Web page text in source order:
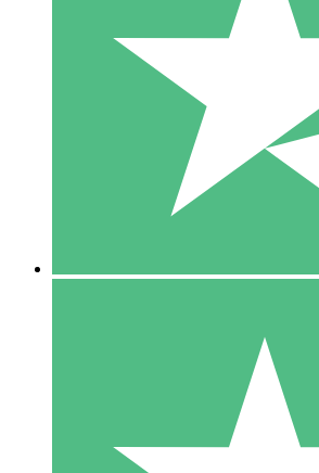
Zahlen Sie nach Bedarf mit
monatliche Verpflichtung
10 00
10 Downloads
20 00